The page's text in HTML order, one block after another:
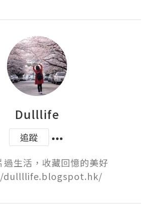
Dulllife
追蹤
過生活，收藏回憶的美好